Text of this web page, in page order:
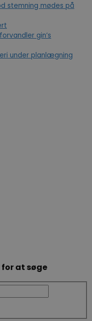
stemning mødes på
gin’s
under planlægning
at søge